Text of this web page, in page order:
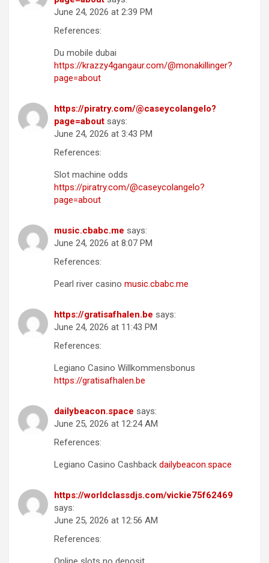
June 24, 2026 at 2:39 PM
References:
Du mobile dubai
https://krazzy4gangaur.com/@monakillinger?
page=about
https://piratry.com/@caseycolangelo?
page=about says:
June 24, 2026 at 3:43 PM
References:
Slot machine odds
https://piratry.com/@caseycolangelo?
page=about
music.cbabc.me says:
June 24, 2026 at 8:07 PM
References:
Pearl river casino music.cbabc.me
https://gratisafhalen.be says:
June 24, 2026 at 11:43 PM
References:
Legiano Casino Willkommensbonus
https://gratisafhalen.be
dailybeacon.space says:
June 25, 2026 at 12:24 AM
References:
Legiano Casino Cashback dailybeacon.space
https://worldclassdjs.com/vickie75f62469
says:
June 25, 2026 at 12:56 AM
References: